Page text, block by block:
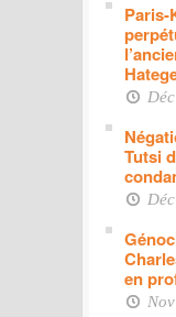
Paris-
Tutsi
en